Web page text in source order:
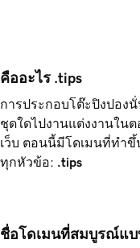
คืออะไร .tips
การประกอบโต๊ะปิงปอง
ชุดใดไปงานแต่งงานใน
เว็บ ตอนนี้มีโดเมนที่ทำ
ทุกหัวข้อ: .tips
ชื่อโดเมนที่สมบูรณ์แ